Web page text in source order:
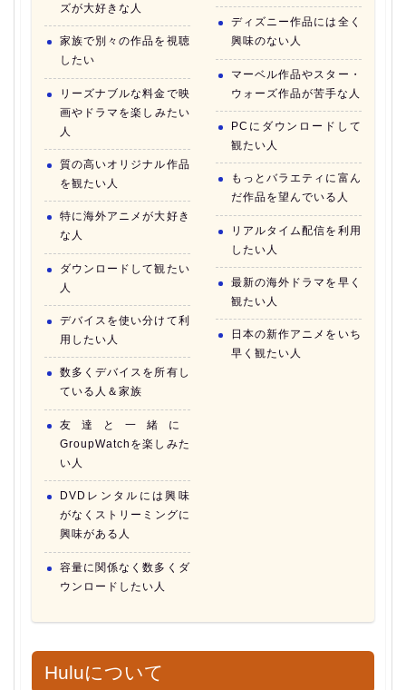
ズが大好きな人
家族で別々の作品を視聴
したい
リーズナブルな料金で映
画やドラマを楽しみたい
人
質の高いオリジナル作品
を観たい人
特に海外アニメが大好き
な人
ダウンロードして観たい
人
デバイスを使い分けて利
用したい人
数多くデバイスを所有し
ている人＆家族
友達と一緒に
GroupWatchを楽しみた
い人
DVDレンタルには興味
がなくストリーミングに
興味がある人
容量に関係なく数多くダ
ウンロードしたい人
ディズニー作品には全く
興味のない人
マーベル作品やスター・
ウォーズ作品が苦手な人
PCにダウンロードして
観たい人
もっとバラエティに富ん
だ作品を望んでいる人
リアルタイム配信を利用
したい人
最新の海外ドラマを早く
観たい人
日本の新作アニメをいち
早く観たい人
Huluについて